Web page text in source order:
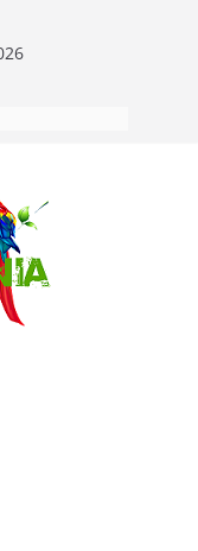
en cantón
encontrados
prisión a
Alison,
de